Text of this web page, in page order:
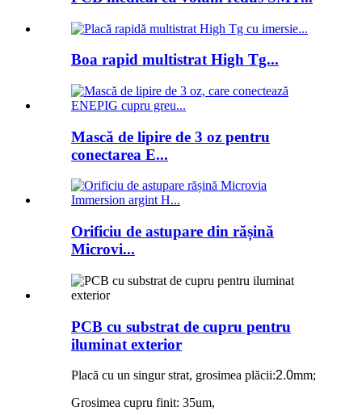
Boa rapid multistrat High Tg...
Mască de lipire de 3 oz pentru
conectarea E...
Orificiu de astupare din rășină
Microvi...
PCB cu substrat de cupru pentru
iluminat exterior
Placă cu un singur strat, grosimea plăcii:2.0mm;
Grosimea cupru finit: 35um,